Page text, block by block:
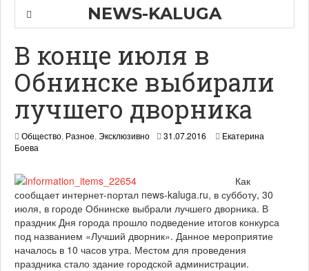
NEWS-KALUGA
В конце июля в
Обнинске выбирали
лучшего дворника
Общество, Разное, Эксклюзивно 31.07.2016
.
2
1
6
Екатерина
Боева
Как
сообщает интернет-портал news-kaluga.ru, в субботу, 30
июля, в городе Обнинске выбрали лучшего дворника. В
праздник Дня города прошло подведение итогов конкурса
под названием «Лучший дворник». Данное мероприятие
началось в 10 часов утра. Местом для проведения
праздника стало здание городской администрации.